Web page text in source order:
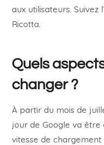
aux utilisateurs. Suivez
Ricotta.
Quels
changer ?
À partir du mois de
jour de Google va
vitesse de chargement